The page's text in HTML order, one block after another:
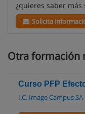
¿quieres saber más
Solicita
Otra formación
Curso PFP
I.C. Image Campus SA